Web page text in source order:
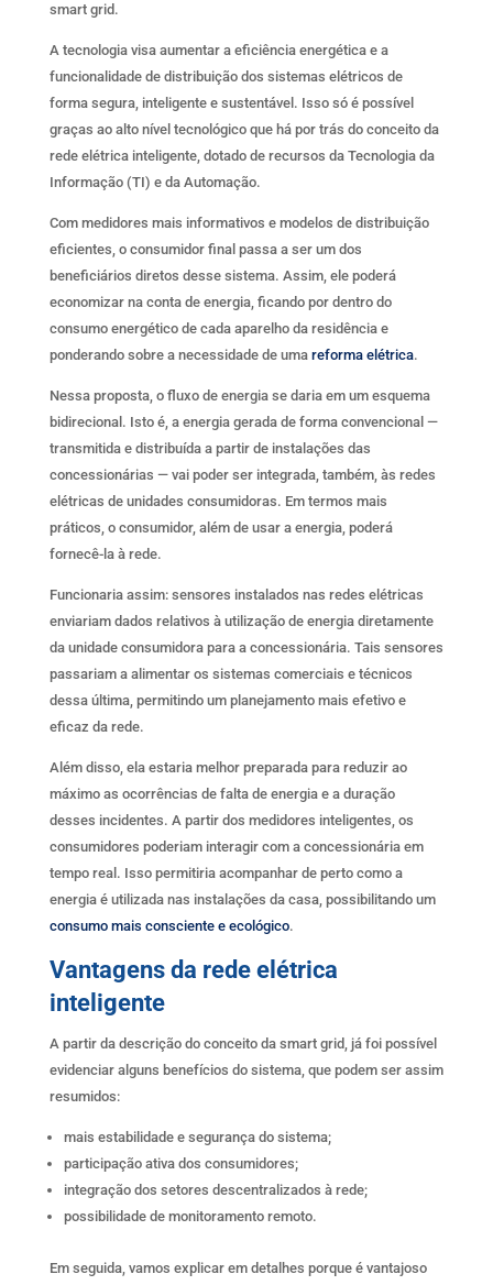
smart grid.
A tecnologia visa aumentar a eficiência energética e a
funcionalidade de distribuição dos sistemas elétricos de
forma segura, inteligente e sustentável. Isso só é possível
graças ao alto nível tecnológico que há por trás do conceito da
rede elétrica inteligente, dotado de recursos da Tecnologia da
Informação (TI) e da Automação.
Com medidores mais informativos e modelos de distribuição
eficientes, o consumidor final passa a ser um dos
beneficiários diretos desse sistema. Assim, ele poderá
economizar na conta de energia, ficando por dentro do
consumo energético de cada aparelho da residência e
ponderando sobre a necessidade de uma reforma elétrica.
Nessa proposta, o fluxo de energia se daria em um esquema
bidirecional. Isto é, a energia gerada de forma convencional —
transmitida e distribuída a partir de instalações das
concessionárias — vai poder ser integrada, também, às redes
elétricas de unidades consumidoras. Em termos mais
práticos, o consumidor, além de usar a energia, poderá
fornecê-la à rede.
Funcionaria assim: sensores instalados nas redes elétricas
enviariam dados relativos à utilização de energia diretamente
da unidade consumidora para a concessionária. Tais sensores
passariam a alimentar os sistemas comerciais e técnicos
dessa última, permitindo um planejamento mais efetivo e
eficaz da rede.
Além disso, ela estaria melhor preparada para reduzir ao
máximo as ocorrências de falta de energia e a duração
desses incidentes. A partir dos medidores inteligentes, os
consumidores poderiam interagir com a concessionária em
tempo real. Isso permitiria acompanhar de perto como a
energia é utilizada nas instalações da casa, possibilitando um
consumo mais consciente e ecológico.
Vantagens da rede elétrica
inteligente
A partir da descrição do conceito da smart grid, já foi possível
evidenciar alguns benefícios do sistema, que podem ser assim
resumidos:
mais estabilidade e segurança do sistema;
participação ativa dos consumidores;
integração dos setores descentralizados à rede;
possibilidade de monitoramento remoto.
Em seguida, vamos explicar em detalhes porque é vantajoso